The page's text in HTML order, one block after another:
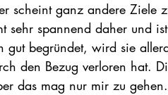
scheint ganz andere Ziele
sehr spannend daher und
gut begründet, wird sie
den Bezug verloren hat.
das mag nur mir zu